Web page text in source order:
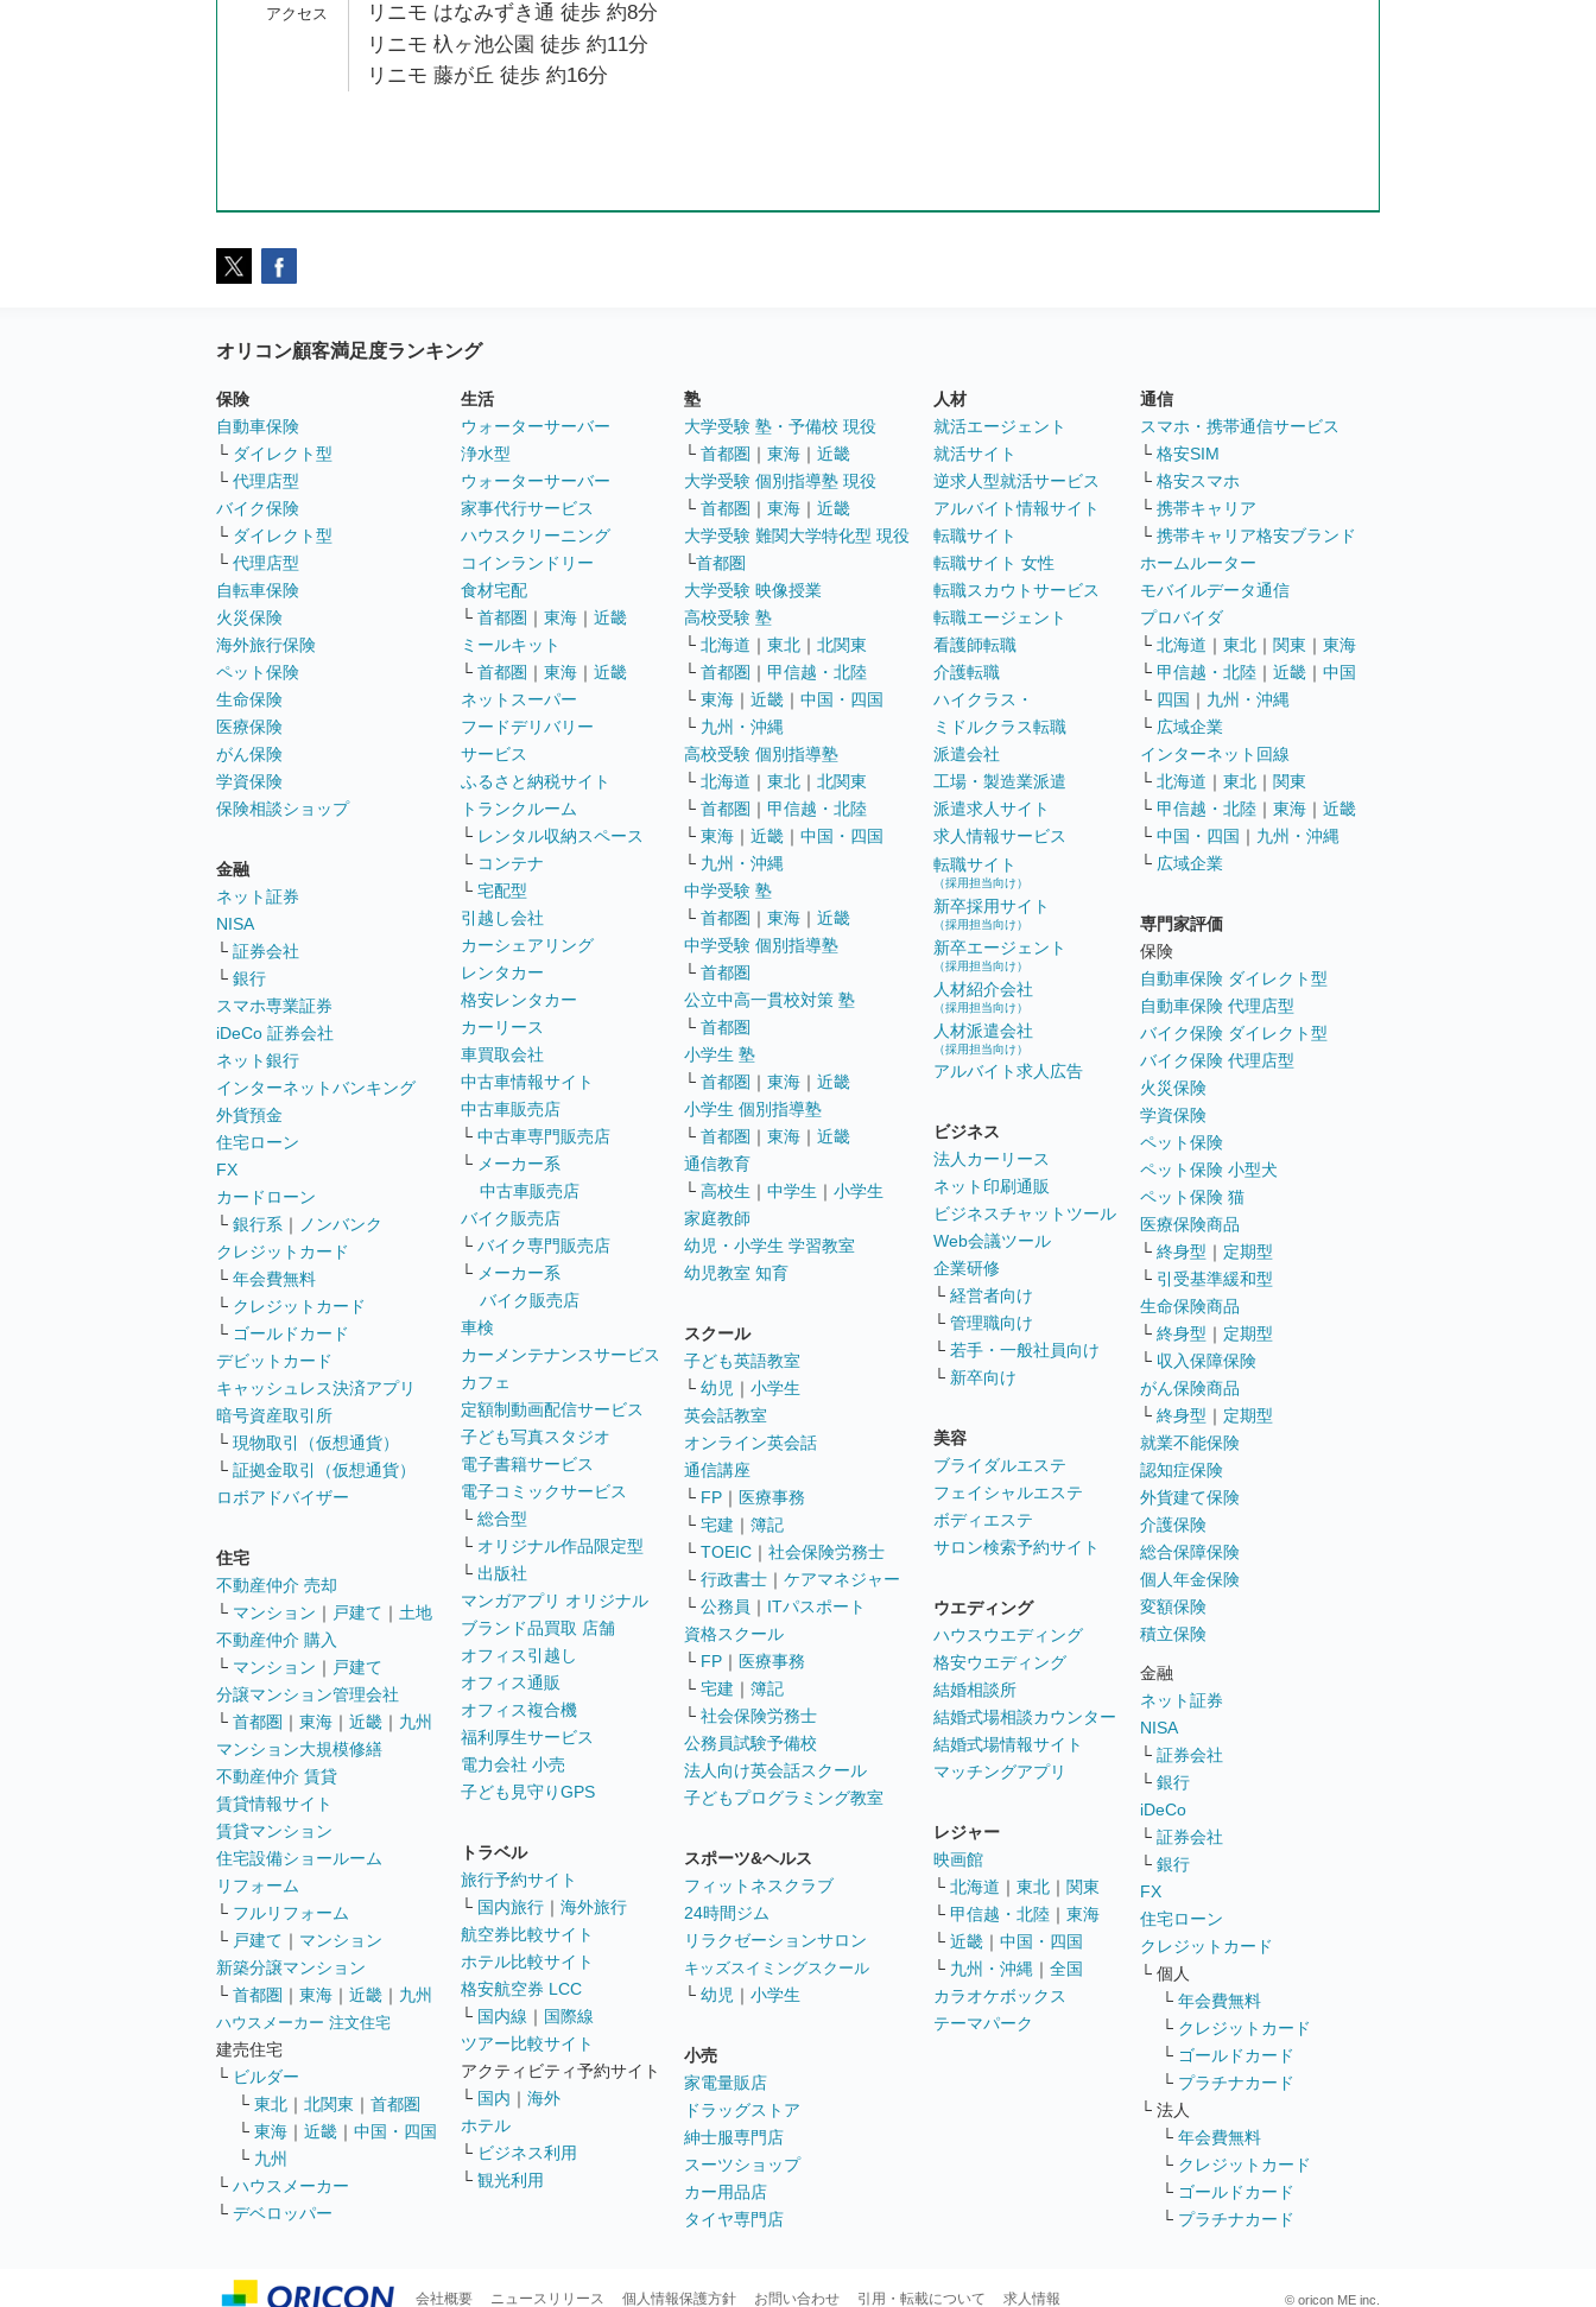
リニモ はなみずき通 徒歩 約8分
リニモ 杁ヶ池公園 徒歩 約11分
リニモ 藤が丘 徒歩 約16分
オリコン顧客満足度ランキング
保険
自動車保険
└ ダイレクト型
└ 代理店型
バイク保険
└ ダイレクト型
└ 代理店型
自転車保険
火災保険
海外旅行保険
ペット保険
生命保険
医療保険
がん保険
学資保険
保険相談ショップ
金融
ネット証券
NISA
└ 証券会社
└ 銀行
スマホ専業証券
iDeCo 証券会社
ネット銀行
インターネットバンキング
外貨預金
住宅ローン
FX
カードローン
└ 銀行系 ｜
ノンバンク
クレジットカード
└ 年会費無料
└ クレジットカード
└ ゴールドカード
デビットカード
キャッシュレス決済アプリ
暗号資産取引所
└ 現物取引（仮想通貨）
└ 証拠金取引（仮想通貨）
ロボアドバイザー
住宅
不動産仲介 売却
└ マンション ｜ 戸建て ｜ 土地
不動産仲介 購入
└ マンション ｜ 戸建て
分譲マンション管理会社
└ 首都圏 ｜ 東海 ｜ 近畿 ｜ 九州
マンション大規模修繕
不動産仲介 賃貸
賃貸情報サイト
賃貸マンション
住宅設備ショールーム
リフォーム
└ フルリフォーム
└ 戸建て ｜ マンション
新築分譲マンション
└ 首都圏 ｜ 東海 ｜ 近畿 ｜ 九州
ハウスメーカー 注文住宅
建売住宅
└ ビルダー
└ 東北 ｜ 北関東 ｜ 首都圏
└ 東海 ｜ 近畿 ｜ 中国・四国
└ 九州
└ ハウスメーカー
└ デベロッパー
生活
ウォーターサーバー
浄水型
ウォーターサーバー
家事代行サービス
ハウスクリーニング
コインランドリー
食材宅配
└ 首都圏 ｜ 東海 ｜ 近畿
ミールキット
└ 首都圏 ｜ 東海 ｜ 近畿
ネットスーパー
フードデリバリー
サービス
ふるさと納税サイト
トランクルーム
└ レンタル収納スペース
└ コンテナ
└ 宅配型
引越し会社
カーシェアリング
レンタカー
格安レンタカー
カーリース
車買取会社
中古車情報サイト
中古車販売店
└ 中古車専門販売店
└ メーカー系
中古車販売店
バイク販売店
└ バイク専門販売店
└ メーカー系
バイク販売店
車検
カーメンテナンスサービス
カフェ
定額制動画配信サービス
子ども写真スタジオ
電子書籍サービス
電子コミックサービス
└ 総合型
└ オリジナル作品限定型
└ 出版社
マンガアプリ オリジナル
ブランド品買取 店舗
オフィス引越し
オフィス通販
オフィス複合機
福利厚生サービス
電力会社 小売
子ども見守りGPS
トラベル
旅行予約サイト
└ 国内旅行 ｜ 海外旅行
航空券比較サイト
ホテル比較サイト
格安航空券 LCC
└ 国内線 ｜ 国際線
ツアー比較サイト
アクティビティ予約サイト
└ 国内 ｜ 海外
ホテル
└ ビジネス利用
└ 観光利用
塾
大学受験 塾・予備校 現役
└ 首都圏 ｜ 東海 ｜ 近畿
大学受験 個別指導塾 現役
└ 首都圏 ｜ 東海 ｜ 近畿
大学受験 難関大学特化型 現役
└首都圏
大学受験 映像授業
高校受験 塾
└ 北海道 ｜ 東北 ｜ 北関東
└ 首都圏 ｜ 甲信越・北陸
└ 東海 ｜ 近畿 ｜ 中国・四国
└ 九州・沖縄
高校受験 個別指導塾
└ 北海道 ｜ 東北 ｜ 北関東
└ 首都圏 ｜ 甲信越・北陸
└ 東海 ｜ 近畿 ｜ 中国・四国
└ 九州・沖縄
中学受験 塾
└ 首都圏 ｜ 東海 ｜ 近畿
中学受験 個別指導塾
└ 首都圏
公立中高一貫校対策 塾
└ 首都圏
小学生 塾
└ 首都圏 ｜ 東海 ｜ 近畿
小学生 個別指導塾
└ 首都圏 ｜ 東海 ｜ 近畿
通信教育
└ 高校生 ｜ 中学生 ｜ 小学生
家庭教師
幼児・小学生 学習教室
幼児教室 知育
スクール
子ども英語教室
└ 幼児 ｜ 小学生
英会話教室
オンライン英会話
通信講座
└ FP ｜ 医療事務
└ 宅建 ｜ 簿記
└ TOEIC ｜ 社会保険労務士
└ 行政書士 ｜ ケアマネジャー
└ 公務員 ｜ ITパスポート
資格スクール
└ FP ｜ 医療事務
└ 宅建 ｜ 簿記
└ 社会保険労務士
公務員試験予備校
法人向け英会話スクール
子どもプログラミング教室
スポーツ&ヘルス
フィットネスクラブ
24時間ジム
リラクゼーションサロン
キッズスイミングスクール
└ 幼児 ｜ 小学生
小売
家電量販店
ドラッグストア
紳士服専門店
スーツショップ
カー用品店
タイヤ専門店
人材
就活エージェント
就活サイト
逆求人型就活サービス
アルバイト情報サイト
転職サイト
転職サイト 女性
転職スカウトサービス
転職エージェント
看護師転職
介護転職
ハイクラス・
ミドルクラス転職
派遣会社
工場・製造業派遣
派遣求人サイト
求人情報サービス
転職サイト
（採用担当向け）
新卒採用サイト
（採用担当向け）
新卒エージェント
（採用担当向け）
人材紹介会社
（採用担当向け）
人材派遣会社
（採用担当向け）
アルバイト求人広告
ビジネス
法人カーリース
ネット印刷通販
ビジネスチャットツール
Web会議ツール
企業研修
└ 経営者向け
└ 管理職向け
└ 若手・一般社員向け
└ 新卒向け
美容
ブライダルエステ
フェイシャルエステ
ボディエステ
サロン検索予約サイト
ウエディング
ハウスウエディング
格安ウエディング
結婚相談所
結婚式場相談カウンター
結婚式場情報サイト
マッチングアプリ
レジャー
映画館
└ 北海道 ｜ 東北 ｜ 関東
└ 甲信越・北陸 ｜ 東海
└ 近畿 ｜ 中国・四国
└ 九州・沖縄 ｜ 全国
カラオケボックス
テーマパーク
通信
スマホ・携帯通信サービス
└ 格安SIM
└ 格安スマホ
└ 携帯キャリア
└ 携帯キャリア格安ブランド
ホームルーター
モバイルデータ通信
プロバイダ
└ 北海道 ｜ 東北 ｜ 関東 ｜ 東海
└ 甲信越・北陸 ｜ 近畿 ｜ 中国
└ 四国 ｜ 九州・沖縄
└ 広域企業
インターネット回線
└ 北海道 ｜ 東北 ｜ 関東
└ 甲信越・北陸 ｜ 東海 ｜ 近畿
└ 中国・四国 ｜ 九州・沖縄
└ 広域企業
専門家評価
保険
自動車保険 ダイレクト型
自動車保険 代理店型
バイク保険 ダイレクト型
バイク保険 代理店型
火災保険
学資保険
ペット保険
ペット保険 小型犬
ペット保険 猫
医療保険商品
└ 終身型 ｜ 定期型
└ 引受基準緩和型
生命保険商品
└ 終身型 ｜ 定期型
└ 収入保障保険
がん保険商品
└ 終身型 ｜ 定期型
就業不能保険
認知症保険
外貨建て保険
介護保険
総合保障保険
個人年金保険
変額保険
積立保険
金融
ネット証券
NISA
└ 証券会社
└ 銀行
iDeCo
└ 証券会社
└ 銀行
FX
住宅ローン
クレジットカード
└ 個人
└ 年会費無料
└ クレジットカード
└ ゴールドカード
└ プラチナカード
└ 法人
└ 年会費無料
└ クレジットカード
└ ゴールドカード
└ プラチナカード
会社概要 ニュースリリース 個人情報保護方針 お問い合わせ 引用・転載について 求人情報 © oricon ME inc.